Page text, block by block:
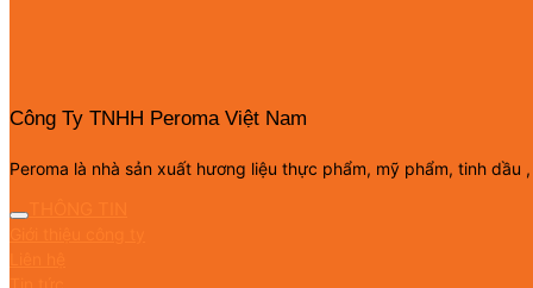
Công Ty TNHH Peroma Việt Nam
Peroma là nhà sản xuất hương liệu thực phẩm, mỹ phẩm, tinh dầu